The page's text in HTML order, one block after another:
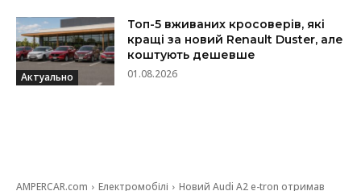
Актуально
Топ-5 вживаних кросоверів, які
кращі за новий Renault Duster, але
коштують дешевше
01.08.2026